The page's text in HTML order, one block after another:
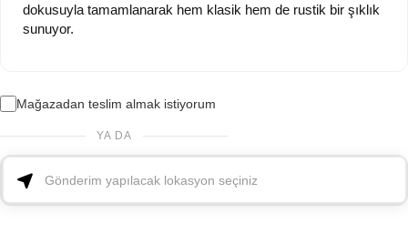
dokusuyla tamamlanarak hem klasik hem de rustik bir şıklık
sunuyor.
Mağazadan teslim almak istiyorum
YA DA